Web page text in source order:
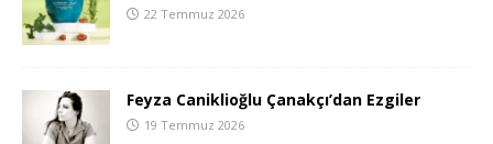
22 Temmuz 2026
Feyza Caniklioğlu Çanakçı’dan Ezgiler
19 Temmuz 2026